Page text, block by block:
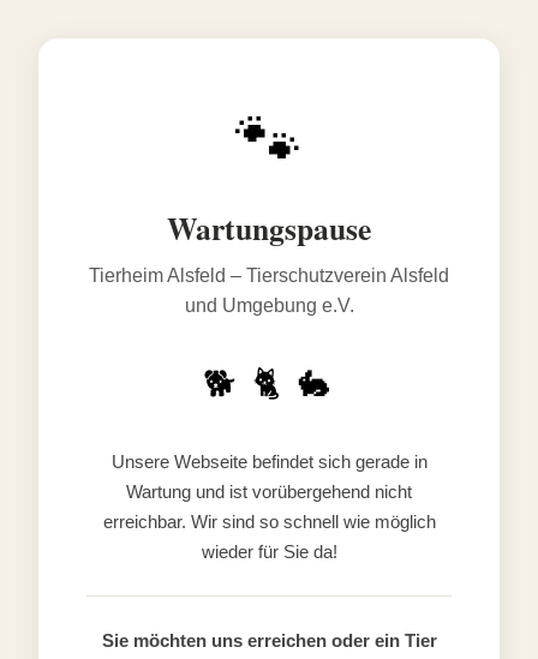
🐾
Wartungspause
Tierheim Alsfeld – Tierschutzverein Alsfeld
und Umgebung e.V.
🐕 🐈 🐇
Unsere Webseite befindet sich gerade in
Wartung und ist vorübergehend nicht
erreichbar. Wir sind so schnell wie möglich
wieder für Sie da!
Sie möchten uns erreichen oder ein Tier